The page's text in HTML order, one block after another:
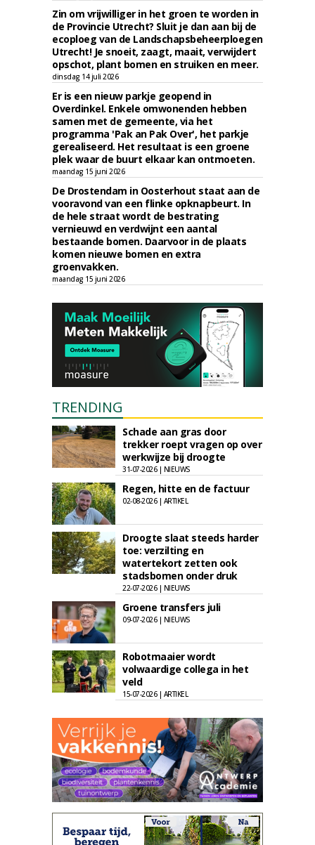
Zin om vrijwilliger in het groen te worden in
de Provincie Utrecht? Sluit je dan aan bij de
ecoploeg van de Landschapsbeheerploegen
Utrecht! Je snoeit, zaagt, maait, verwijdert
opschot, plant bomen en struiken en meer.
dinsdag 14 juli 2026
Er is een nieuw parkje geopend in
Overdinkel. Enkele omwonenden hebben
samen met de gemeente, via het
programma 'Pak an Pak Over', het parkje
gerealiseerd. Het resultaat is een groene
plek waar de buurt elkaar kan ontmoeten.
maandag 15 juni 2026
De Drostendam in Oosterhout staat aan de
vooravond van een flinke opknapbeurt. In
de hele straat wordt de bestrating
vernieuwd en verdwijnt een aantal
bestaande bomen. Daarvoor in de plaats
komen nieuwe bomen en extra
groenvakken.
maandag 15 juni 2026
TRENDING
Schade aan gras door
trekker roept vragen op over
werkwijze bij droogte
31-07-2026 | NIEUWS
Regen, hitte en de factuur
02-08-2026 | ARTIKEL
Droogte slaat steeds harder
toe: verzilting en
watertekort zetten ook
stadsbomen onder druk
22-07-2026 | NIEUWS
Groene transfers juli
09-07-2026 | NIEUWS
Robotmaaier wordt
volwaardige collega in het
veld
15-07-2026 | ARTIKEL